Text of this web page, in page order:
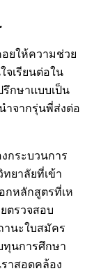
อยให้ความช่วย
จเรียนต่อใน
กษาเเบบเป็น
ำจากรุ่นพี่ส่งต่อ
กระบวนการ
ยาลัยที่เข้า
กหลักสูตรที่เห
ตรวจสอบ
านะใบสมัคร
ทุนการศึกษา
าสอดคล้อง